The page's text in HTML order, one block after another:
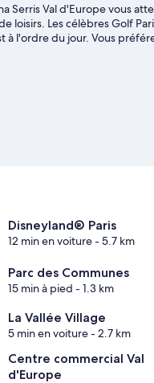
Serris Val d'Europe vous
loisirs. Les célèbres Golf
à l'ordre du jour. Vous
attendent votre visite !
Disneyland® Paris
12 min en voiture- 5.7 km
Parc des Communes
15 min à pied - 1.3 km
La Vallée Village
5 min en voiture- 2.7 km
Centre commercial Val
d'Europe